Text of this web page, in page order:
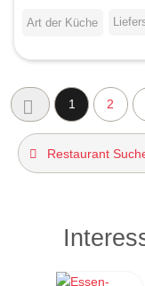
Art der Küche
1 2
Restaurant